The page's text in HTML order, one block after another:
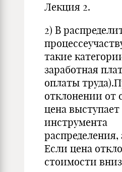
Лекция 2.
2) В
такие
заработная
оплаты
отклонении от
цена
инструмента
распределения,
Если цена
стоимости